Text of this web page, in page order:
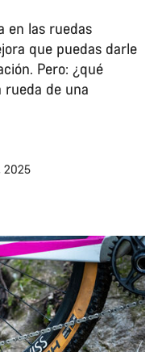
en las ruedas
que puedas darle
Pero: ¿qué
rueda de una
2025